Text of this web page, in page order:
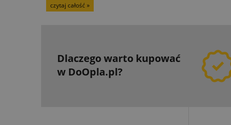
czytaj całość »
Dlaczego warto kupować
w DoOpla.pl?